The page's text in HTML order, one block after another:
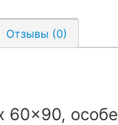
Отзывы (0)
60×90,